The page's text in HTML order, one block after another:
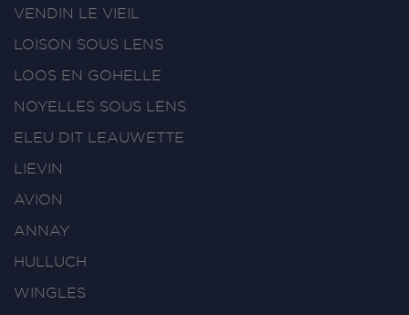
VENDIN LE VIEIL
LOISON SOUS LENS
LOOS EN GOHELLE
NOYELLES SOUS LENS
ELEU DIT LEAUWETTE
LIEVIN
AVION
ANNAY
HULLUCH
WINGLES